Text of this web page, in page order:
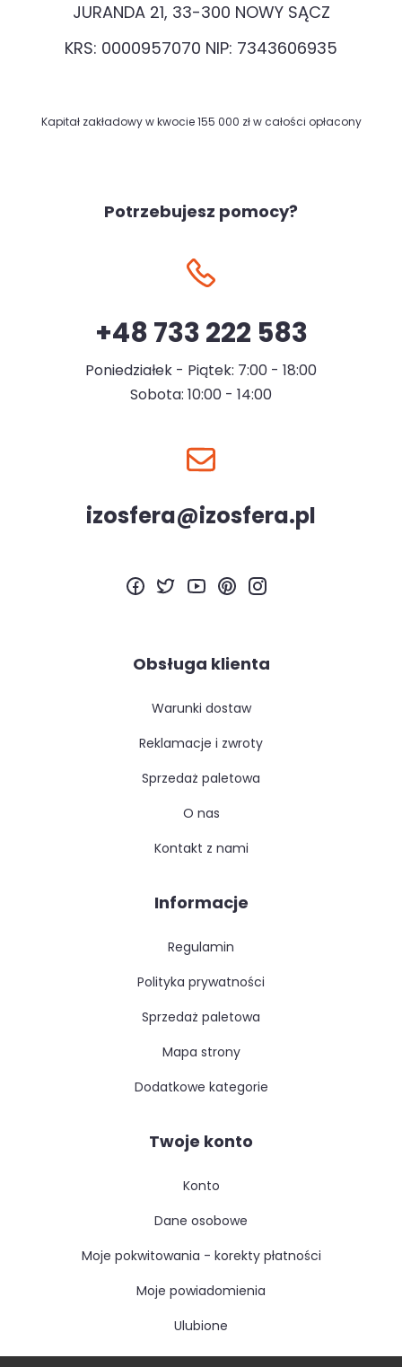
JURANDA 21, 33-300 NOWY SĄCZ
KRS: 0000957070 NIP: 7343606935
Kapitał zakładowy w kwocie 155 000 zł w całości opłacony
Potrzebujesz pomocy?
+48 733 222 583
Poniedziałek - Piątek: 7:00 - 18:00
Sobota: 10:00 - 14:00
izosfera@izosfera.pl
Obsługa klienta
warunki dostaw
reklamacje i zwroty
sprzedaż paletowa
o nas
kontakt z nami
Informacje
regulamin
polityka prywatności
sprzedaż paletowa
mapa strony
dodatkowe kategorie
Twoje konto
konto
dane osobowe
moje pokwitowania - korekty płatności
moje powiadomienia
ulubione